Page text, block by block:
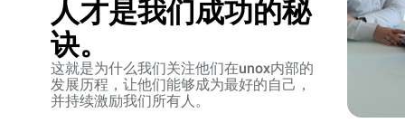
人才是我们成功的秘
诀。
这就是为什么我们关注他们在unox内部的
发展历程，让他们能够成为最好的自己，
并持续激励我们所有人。